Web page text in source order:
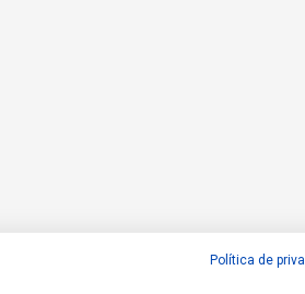
Política de